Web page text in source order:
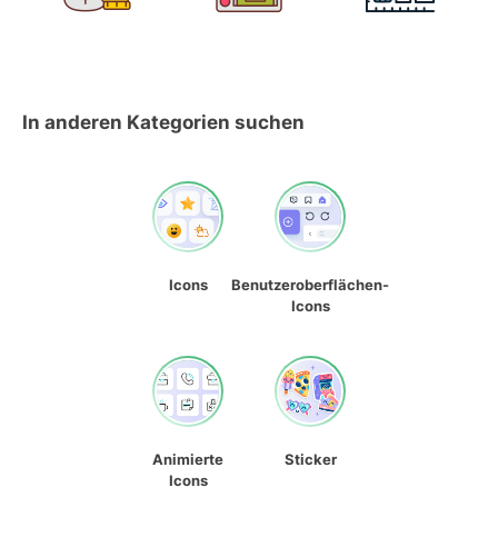
In anderen Kategorien suchen
Icons
Benutzeroberflächen-
Icons
Animierte
Icons
Sticker